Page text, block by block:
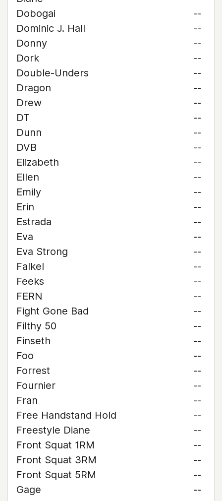
Dobogai
--
Dominic J. Hall
--
Donny
--
Dork
--
Double-Unders
--
Dragon
--
Drew
--
DT
--
Dunn
--
DVB
--
Elizabeth
--
Ellen
--
Emily
--
Erin
--
Estrada
--
Eva
--
Eva Strong
--
Falkel
--
Feeks
--
FERN
--
Fight Gone Bad
--
Filthy 50
--
Finseth
--
Foo
--
Forrest
--
Fournier
--
Fran
--
Free Handstand Hold
--
Freestyle Diane
--
Front Squat 1RM
--
Front Squat 3RM
--
Front Squat 5RM
--
Gage
--